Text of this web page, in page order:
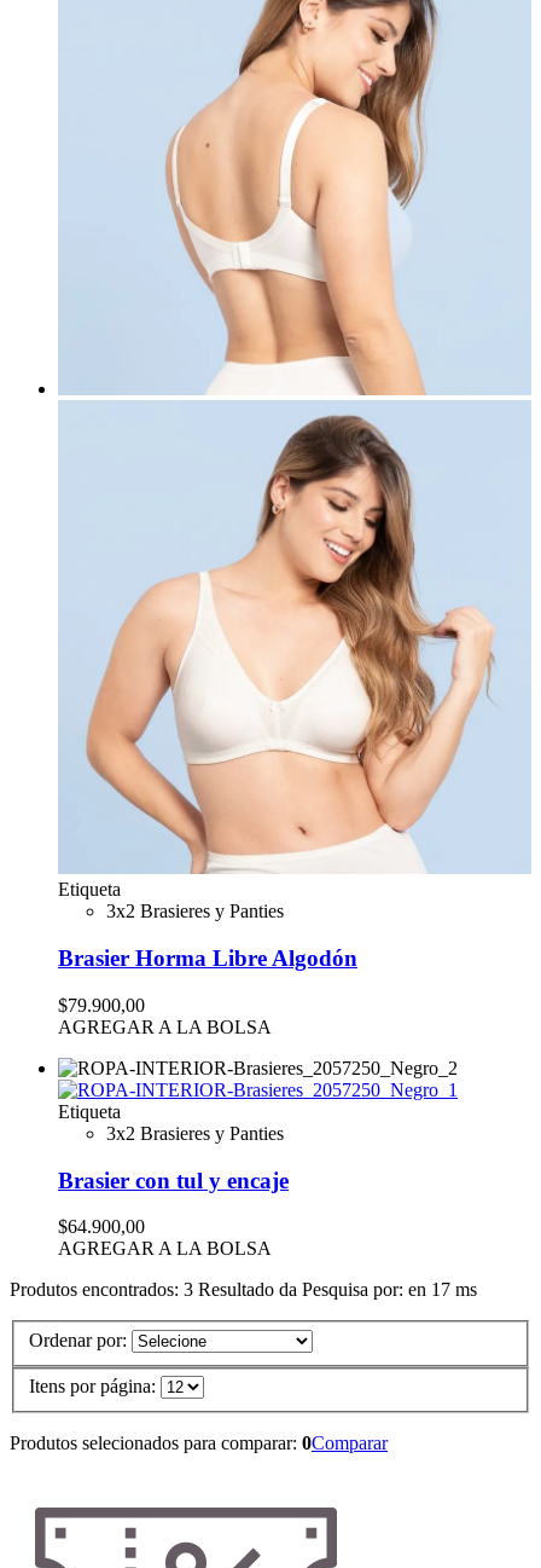
Etiqueta
3x2 Brasieres y Panties
Brasier Horma Libre Algodón
$79.900,00
AGREGAR A LA BOLSA
Etiqueta
3x2 Brasieres y Panties
Brasier con tul y encaje
$64.900,00
AGREGAR A LA BOLSA
Produtos encontrados: 3 Resultado da Pesquisa por: en 17 ms
Ordenar por:
Itens por página:
Produtos selecionados para comparar: 0Comparar